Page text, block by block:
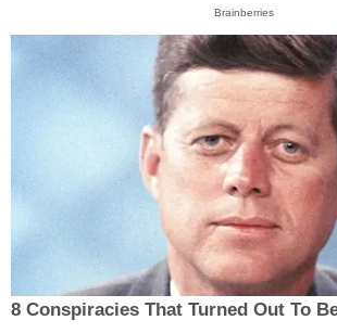
Brainberries
8 Conspiracies That Turned Out To